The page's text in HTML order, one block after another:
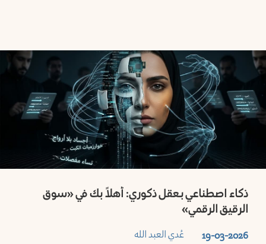
ذكاء اصطناعي بـعقل ذكوري: أهلاً بك في «سوق
الرقيق الرقمي»
عُدي العبد الله 19-03-2026